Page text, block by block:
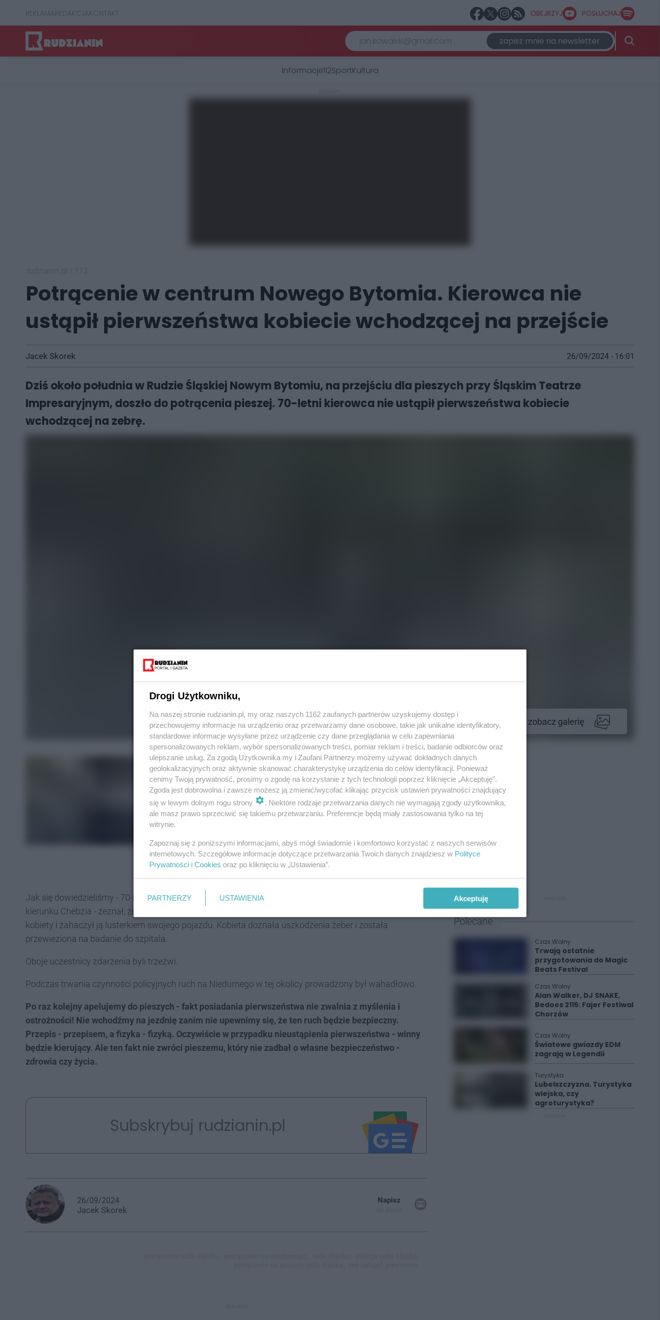
REKLAMAREDAKCJAKONTAKT OBEJRZYJ POSŁUCHAJ
zapisz mnie na newsletter
Informacje112SportKultura
Potrącenie w centrum Nowego Bytomia. Kierowca nie
ustąpił pierwszeństwa kobiecie wchodzącej na przejście
Jacek Skorek 26/09/2024 - 16:01
Dziś około południa w Rudzie Śląskiej Nowym Bytomiu, na przejściu dla pieszych przy Śląskim Teatrze
Impresaryjnym, doszło do potrącenia pieszej. 70-letni kierowca nie ustąpił pierwszeństwa kobiecie
wchodzącej na zebrę.
zobacz galerię
REKLAMA
Jak się dowiedzieliśmy - 70-letni kierujący chevroletem, który jechał od skrzyżowania z Czarnoleśną w
kierunku Chebzia - zeznał, że nie zauważył wchodzącej na pasy, od strony ulicy Markowej, 72-letniej
kobiety i zahaczył ją lusterkiem swojego pojazdu. Kobieta doznała uszkodzenia żeber i została
przewieziona na badanie do szpitala.
Oboje uczestnicy zdarzenia byli trzeźwi.
Podczas trwania czynności policyjnych ruch na Niedurnego w tej okolicy prowadzony był wahadłowo.
Po raz kolejny apelujemy do pieszych - fakt posiadania pierwszeństwa nie zwalnia z myślenia i
ostrożności! Nie wchodźmy na jezdnię zanim nie upewnimy się, że ten ruch będzie bezpieczny.
Przepis - przepisem, a fizyka - fizyką. Oczywiście w przypadku nieustąpienia pierwszeństwa - winny
będzie kierujący. Ale ten fakt nie zwróci pieszemu, który nie zadbał o własne bezpieczeństwo -
zdrowia czy życia.
Subskrybuj rudzianin.pl
26/09/2024
Jacek Skorek
Napisz
Polecane
Czas Wolny
Trwają ostatnie
przygotowania do Magic
Beats Festival
Czas Wolny
Alan Walker, DJ SNAKE,
Bedoes 2115: Fajer Festiwal
Chorzów
Czas Wolny
Światowe gwiazdy EDM
zagrają w Legendii
Turystyka
Lubelszczyzna. Turystyka
wiejska, czy
agroturystyka?
Drogi Użytkowniku,
Na naszej stronie rudzianin.pl, my oraz naszych 1162 zaufanych partnerów uzyskujemy dostęp i
przechowujemy informacje na urządzeniu oraz przetwarzamy dane osobowe, takie jak unikalne identyfikatory,
standardowe informacje wysyłane przez urządzenie czy dane przeglądania w celu zapewniania
spersonalizowanych reklam, wybór spersonalizowanych treści, pomiar reklam i treści, badanie odbiorców oraz
ulepszanie usług. Za zgodą Użytkownika my i Zaufani Partnerzy możemy używać dokładnych danych
geolokalizacyjnych oraz aktywnie skanować charakterystykę urządzenia do celów identyfikacji. Ponieważ
cenimy Twoją prywatność, prosimy o zgodę na korzystanie z tych technologii poprzez kliknięcie „Akceptuję”.
Zgoda jest dobrowolna i zawsze możesz ją zmienić/wycofać klikając przycisk ustawień prywatności znajdujący
się w lewym dolnym rogu strony
. Niektóre rodzaje przetwarzania danych nie wymagają zgody użytkownika,
ale masz prawo sprzeciwić się takiemu przetwarzaniu. Preferencje będą miały zastosowania tylko na tej
witrynie.
Zapoznaj się z poniższymi informacjami, abyś mógł świadomie i komfortowo korzystać z naszych serwisów
internetowych. Szczegółowe informacje dotyczące przetwarzania Twoich danych znajdziesz w Polityce
Prywatności i Cookies oraz po kliknięciu w „Ustawienia”.
PARTNERZY USTAWIENIA Akceptuję